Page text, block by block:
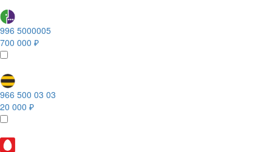
996 5000005
700 000 ₽
966 500 03 03
20 000 ₽